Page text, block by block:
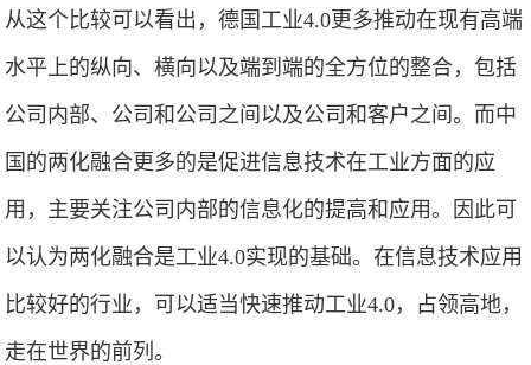
从这个比较可以看出，德国工业4.0更多推动在现有高端
水平上的纵向、横向以及端到端的全方位的整合，包括
公司内部、公司和公司之间以及公司和客户之间。而中
国的两化融合更多的是促进信息技术在工业方面的应
用，主要关注公司内部的信息化的提高和应用。因此可
以认为两化融合是工业4.0实现的基础。在信息技术应用
比较好的行业，可以适当快速推动工业4.0，占领高地，
走在世界的前列。